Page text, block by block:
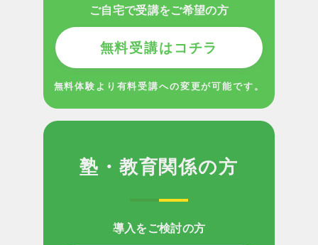
ご自宅で受講をご希望の方
無料受講はコチラ
無料体験より有料受講への変更が可能です。
塾・教育関係の方
導入をご検討の方